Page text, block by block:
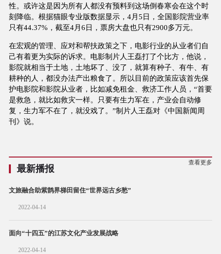
性。或许这是因为所有人都没有预料到这场倒春寒会在这个时
刻降临。根据猫眼专业版数据显示，4月5日，全国影院营业率
只有44.37%，截至4月6日，票房大盘也只有2900多万元。
在宏观的管理、应对和帮扶政策之下，电影行业的从业者们自
己有着更为实际的诉求。电影制片人王磊打了个比方，他说，
影院就相当于土地，土地坏了、没了，就算有种子、有牛、有
耕种的人，都没办法产出粮食了。所以目前的政策应该首先保
护电影院和影院从业者，比如减免租金、救济工作人员，“首要
是救急，就比如救灾一样。只要有生力军在，产业会自动修
复，生力军不在了，就没戏了。”制片人王磊对《中国新闻周
刊》说。
最新播报
查看更多
文旅融合助紫鹊界梯田留住“世界远古乡愁”
2022-04-14
面向“十四五”的江苏文化产业发展战略
2022-04-14